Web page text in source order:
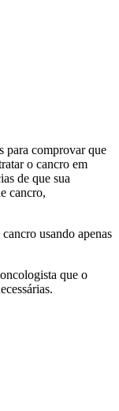
para comprovar que
o cancro em
de que sua
cancro,
usando apenas
que o